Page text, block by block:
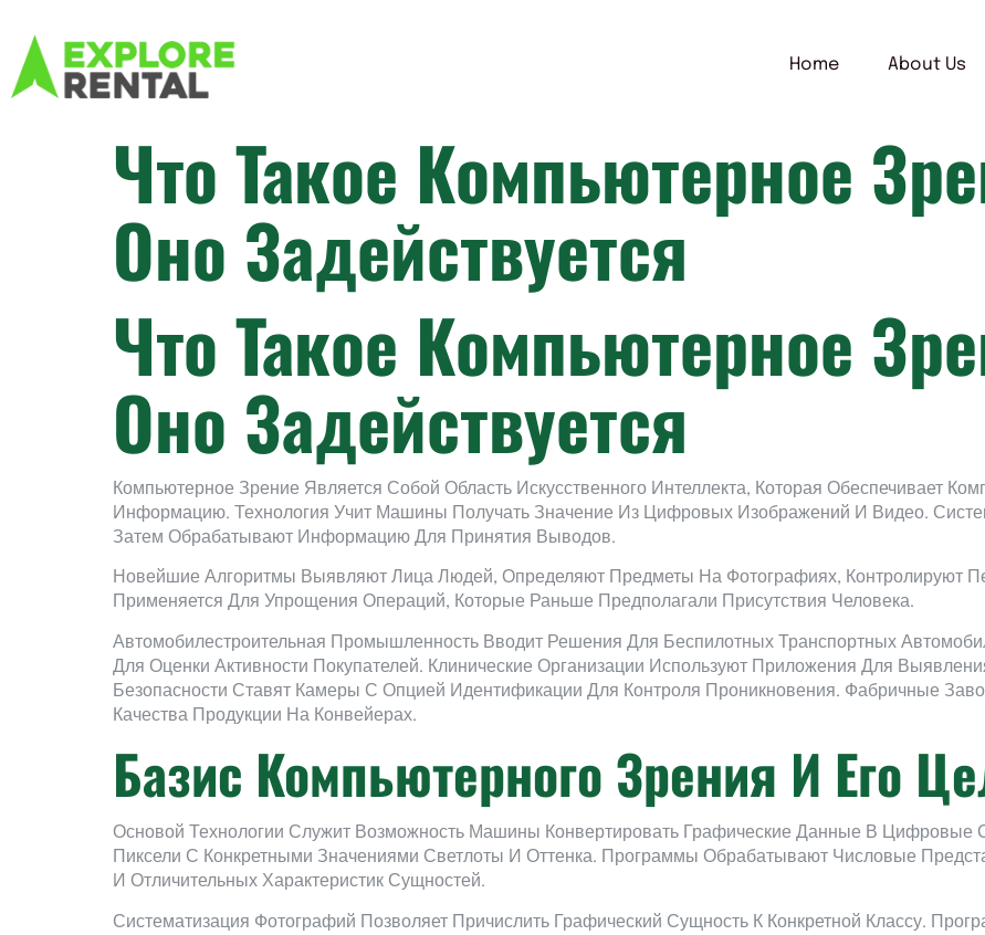
Home About Us
Что Такое Компьютерное
Оно Задействуется
Что Такое Компьютерное
Оно Задействуется
Компьютерное Зрение Является Собой Область Искусственного Интеллекта, Которая Обеспечивает
Информацию. Технология Учит Машины Получать Значение Из Цифровых Изображений И Видео.
Затем Обрабатывают Информацию Для Принятия Выводов.
Новейшие Алгоритмы Выявляют Лица Людей, Определяют Предметы На Фотографиях, Контролируют
Применяется Для Упрощения Операций, Которые Раньше Предполагали Присутствия Человека.
Автомобилестроительная Промышленность Вводит Решения Для Беспилотных Транспортных
Для Оценки Активности Покупателей. Клинические Организации Используют Приложения Для
Безопасности Ставят Камеры С Опцией Идентификации Для Контроля Проникновения. Фабричные
Качества Продукции На Конвейерах.
Базис Компьютерного Зрения И Его
Основой Технологии Служит Возможность Машины Конвертировать Графические Данные В Цифровые
Пиксели С Конкретными Значениями Светлоты И Оттенка. Программы Обрабатывают Числовые
И Отличительных Характеристик Сущностей.
Систематизация Фотографий Позволяет Причислить Графический Сущность К Конкретной Классу.